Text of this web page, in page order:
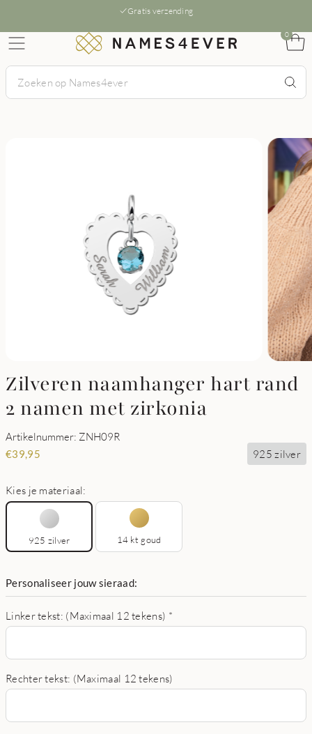
Gratis verzending
0
Zilveren naamhanger hart rand
2 namen met zirkonia
Artikelnummer: ZNH09R
€39,95 925 zilver
Kies je materiaal:
925 zilver 14 kt goud
Personaliseer jouw sieraad:
Linker tekst: (Maximaal 12 tekens) *
Rechter tekst: (Maximaal 12 tekens)